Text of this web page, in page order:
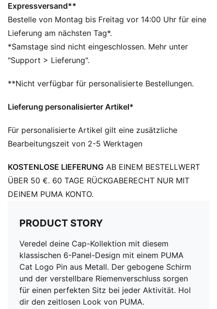
Strukturierte Cap
Regular Fit
6 Panels mit gestickten Ösen
PUMA Cat Logo Pin aus Metall
PUMA Branding-Details
Expressversand**
Bestelle von Montag bis Freitag vor 14:00 Uhr für eine
Lieferung am nächsten Tag*.
*Samstage sind nicht eingeschlossen. Mehr unter
"Support > Lieferung".
**Nicht verfügbar für personalisierte Bestellungen.
Lieferung personalisierter Artikel*
Für personalisierte Artikel gilt eine zusätzliche
Bearbeitungszeit von 2-5 Werktagen
KOSTENLOSE LIEFERUNG AB EINEM BESTELLWERT
ÜBER 50 €. 60 TAGE RÜCKGABERECHT NUR MIT
DEINEM PUMA KONTO.
PRODUCT STORY
Veredel deine Cap-Kollektion mit diesem
klassischen 6-Panel-Design mit einem PUMA
Cat Logo Pin aus Metall. Der gebogene Schirm
und der verstellbare Riemenverschluss sorgen
für einen perfekten Sitz bei jeder Aktivität. Hol
dir den zeitlosen Look von PUMA.